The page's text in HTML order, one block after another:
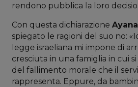
rendono pubblica la loro
Con questa dichiarazione
spiegato le ragioni del suo no:
legge israeliana mi impone di
cresciuta in una famiglia in cui si
del fallimento morale che il
rappresenta. Eppure, da